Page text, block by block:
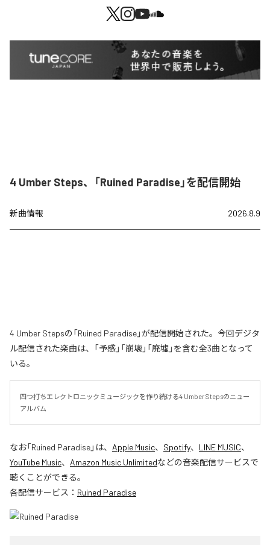
4 Umber Steps、「Ruined Paradise」を配信開始
新曲情報 2026.8.9
4 Umber Stepsの「Ruined Paradise」が配信開始された。今回デジタ
ル配信された楽曲は、「予感」「崩壊」「廃墟」を含む全3曲となって
いる。
四つ打ちエレクトロニックミュージックを作り続ける4 Umber Stepsのニュー
アルバム
なお「Ruined Paradise」は、 Apple Music、 Spotify、 LINE MUSIC、
YouTube Music、 Amazon Music Unlimitedなどの音楽配信サービスで
聴くことができる。
各配信サービス： Ruined Paradise